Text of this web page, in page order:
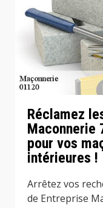
Réclamez
Maconnerie
pour vos
intérieures !
Arrêtez vos
de Entreprise